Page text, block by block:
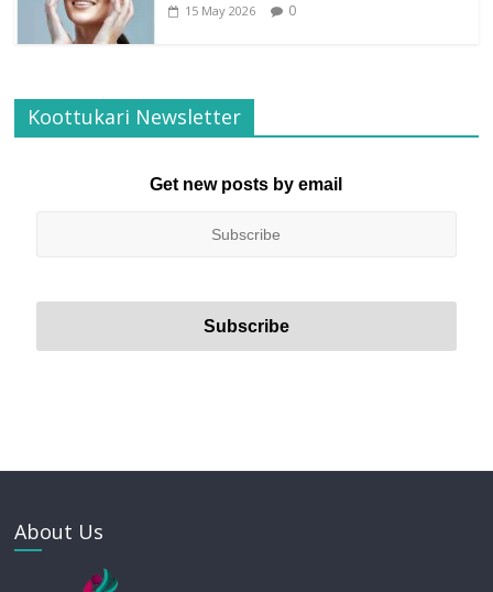
15 May 2026 0
Koottukari Newsletter
Get new posts by email
About Us